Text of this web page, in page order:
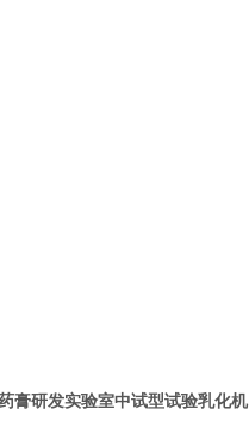
膏研发实验室中试型试验乳化机